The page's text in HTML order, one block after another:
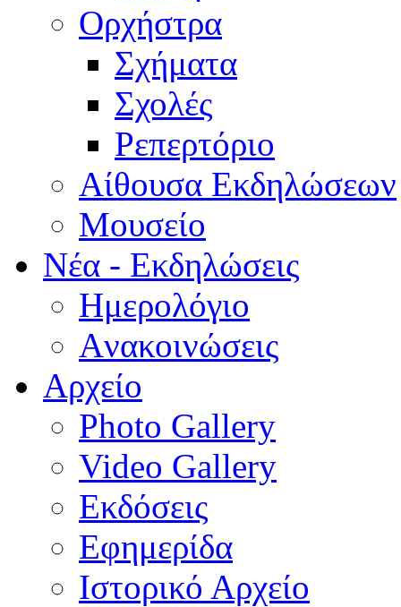
Ορχήστρα
Σχήματα
Σχολές
Ρεπερτόριο
Aίθουσα Εκδηλώσεων
Μουσείο
Νέα - Εκδηλώσεις
Ημερολόγιο
Aνακοινώσεις
Αρχείο
Photo Gallery
Video Gallery
Εκδόσεις
Εφημερίδα
Ιστορικό Αρχείο